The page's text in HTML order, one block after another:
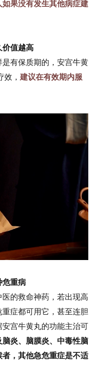
果没有发生其他病症建
价值越高
有保质期的，安宫牛黄
， 建议在有效期内服
危重病
的救命神药，若出现高
症都可用它，甚至连胆
宫牛黄丸的功能主治可
炎、脑膜炎、中毒性脑
，其他急危重症是不适